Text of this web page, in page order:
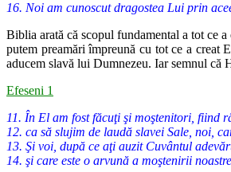
16. Noi am cunoscut dragostea Lui prin
Biblia arată că scopul fundamental a tot ce a
putem preamări împreună cu tot ce a creat
aducem slavă lui Dumnezeu. Iar semnul că
Efeseni 1
11. În El am fost făcuţi şi moştenitori, fiind
12. ca să slujim de laudă slavei Sale, noi,
13. Şi voi, după ce aţi auzit Cuvântul
14. şi care este o arvună a moştenirii